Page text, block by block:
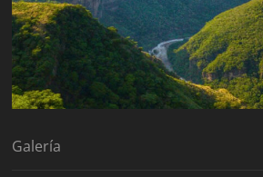
Galería